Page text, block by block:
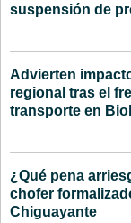
suspensión de
Advierten
regional tras el
transporte en
¿Qué pena
chofer
Chiguayante